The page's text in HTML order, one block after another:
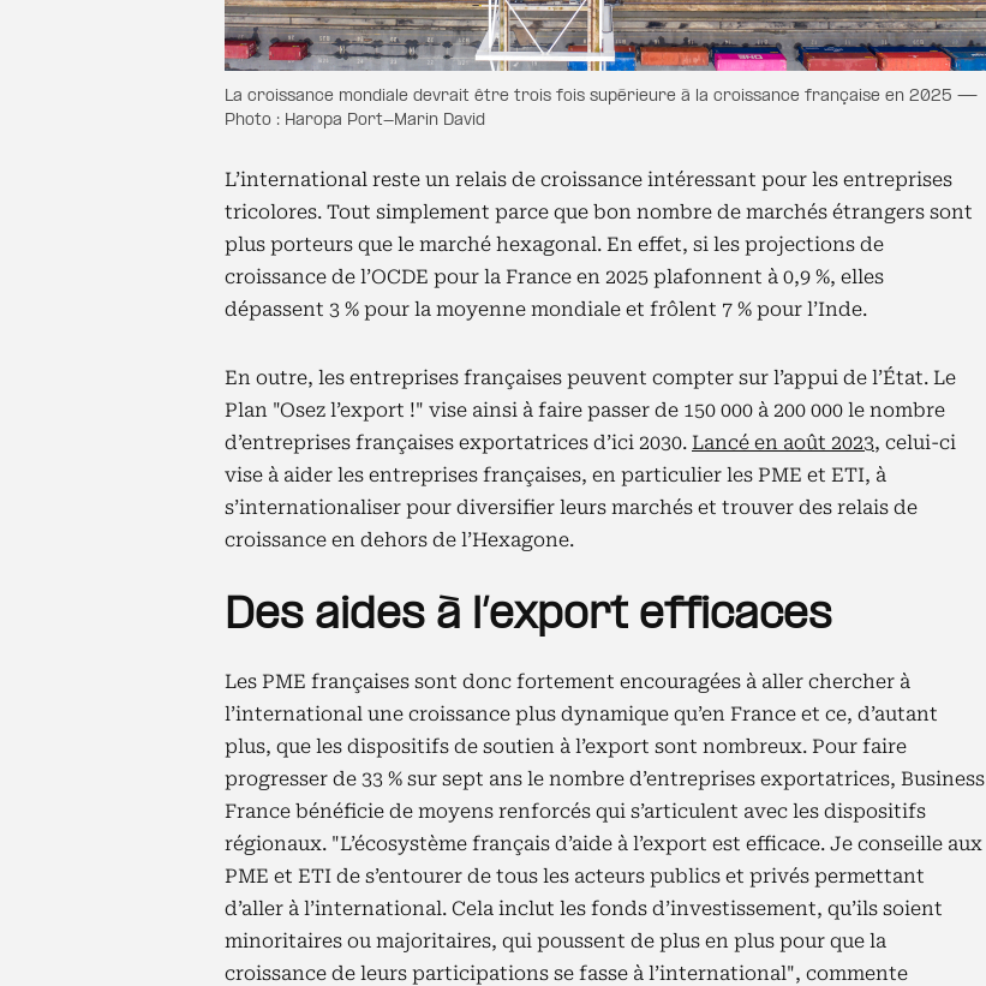
La croissance mondiale devrait être trois fois supérieure à la croissance française en 2025 —
Photo : Haropa Port-Marin David
L’international reste un relais de croissance intéressant pour les entreprises
tricolores. Tout simplement parce que bon nombre de marchés étrangers sont
plus porteurs que le marché hexagonal. En effet, si les projections de
croissance de l’OCDE pour la France en 2025 plafonnent à 0,9 %, elles
dépassent 3 % pour la moyenne mondiale et frôlent 7 % pour l’Inde.
En outre, les entreprises françaises peuvent compter sur l’appui de l’État. Le
Plan "Osez l’export !" vise ainsi à faire passer de 150 000 à 200 000 le nombre
d’entreprises françaises exportatrices d’ici 2030. Lancé en août 2023, celui-ci
vise à aider les entreprises françaises, en particulier les PME et ETI, à
s’internationaliser pour diversifier leurs marchés et trouver des relais de
croissance en dehors de l’Hexagone.
Des aides à l’export efficaces
Les PME françaises sont donc fortement encouragées à aller chercher à
l’international une croissance plus dynamique qu’en France et ce, d’autant
plus, que les dispositifs de soutien à l’export sont nombreux. Pour faire
progresser de 33 % sur sept ans le nombre d’entreprises exportatrices, Business
France bénéficie de moyens renforcés qui s’articulent avec les dispositifs
régionaux. "L’écosystème français d’aide à l’export est efficace. Je conseille aux
PME et ETI de s’entourer de tous les acteurs publics et privés permettant
d’aller à l’international. Cela inclut les fonds d’investissement, qu’ils soient
minoritaires ou majoritaires, qui poussent de plus en plus pour que la
croissance de leurs participations se fasse à l’international", commente